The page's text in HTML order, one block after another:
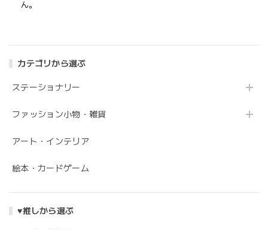
カテゴリから選ぶ
ステーショナリー
ファッション小物・雑貨
アート・インテリア
絵本・カードゲーム
♥推しから選ぶ
ん。